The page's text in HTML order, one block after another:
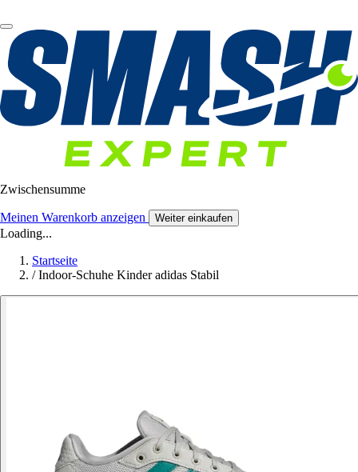
Zwischensumme
Meinen Warenkorb anzeigen Weiter einkaufen
Loading...
Startseite
/ Indoor-Schuhe Kinder adidas Stabil